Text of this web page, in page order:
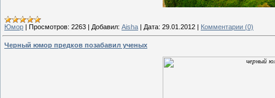
Юмор | Просмотров: 2263 | Добавил: Aisha | Дата: 29.01.2012 | Комментарии (0)
Черный юмор предков позабавил ученых